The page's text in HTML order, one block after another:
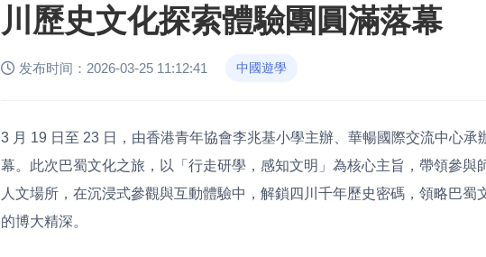
川歷史文化探索體驗團圓滿落幕
发布时间：2026-03-25 11:12:41 中國遊學
3 月 19 日至 23 日，由香港青年協會李兆基小學主辦、華暢國際交流中心
幕。此次巴蜀文化之旅，以「行走研學，感知文明」為核心主旨，帶領參與
人文場所，在沉浸式參觀與互動體驗中，解鎖四川千年歷史密碼，領略巴
的博大精深。